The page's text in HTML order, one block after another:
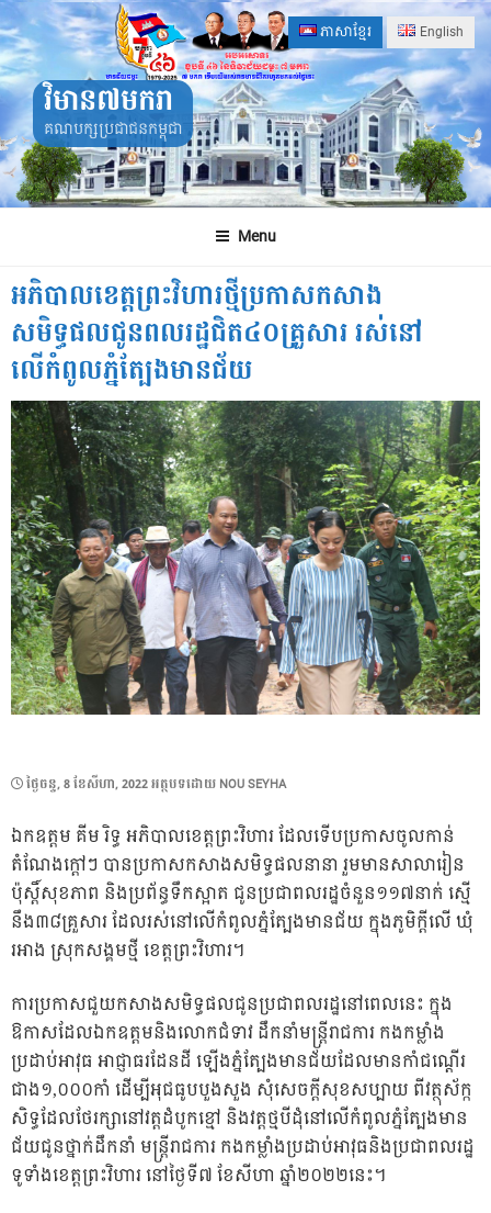
Skip
to
content
ភាសាខ្មែរ English
វិមាន៧មករា
គណបក្សប្រជាជនកម្ពុជា
Menu
អភិបាលខេត្តព្រះវិហារថ្មីប្រកាសកសាង
សមិទ្ធផលជូនពលរដ្ឋជិត៤០គ្រួសារ រស់នៅ
លើកំពូលភ្នំត្បែងមានជ័យ
POSTED
ថ្ងៃ​ចន្ទ, 8 ខែ​សីហា, 2022អត្ថបទដោយ NOU SEYHA
ឯកឧត្តម គីម រិទ្ធ អភិបាលខេត្តព្រះវិហារ ដែលទើបប្រកាសចូលកាន់
តំណែងក្តៅៗ បានប្រកាសកសាងសមិទ្ធផលនានា រួមមានសាលារៀន
ប៉ុស្តិ៍សុខភាព និងប្រព័ន្ធទឹកស្អាត ជូនប្រជាពលរដ្ឋចំនួន១១៧នាក់ ស្មើ
នឹង៣៨គ្រួសារ ដែលរស់នៅលើកំពូលភ្នំត្បែងមានជ័យ ក្នុងភូមិក្តីលើ ឃុំ
រអាង ស្រុកសង្គមថ្មី ខេត្តព្រះវិហារ។
ការប្រកាសជួយកសាងសមិទ្ធផលជូនប្រជាពលរដ្ឋនៅពេលនេះ ក្នុង
ឱកាសដែលឯកឧត្តមនិងលោកជំទាវ ដឹកនាំមន្ត្រីរាជការ កងកម្លាំង
ប្រដាប់អាវុធ អាជ្ញាធរដែនដី ឡើងភ្នំត្បែងមានជ័យដែលមានកាំជណ្តើរ
ជាង១,០០០កាំ ដើម្បីអុជធូបបួងសួង សុំសេចក្តីសុខសប្បាយ ពីវត្ថុស័ក្ក
សិទ្ធដែលថែរក្សានៅវត្តដំបូកខ្មៅ និងវត្តថ្មបីដុំនៅលើកំពូលភ្នំត្បែងមាន
ជ័យជូនថ្នាក់ដឹកនាំ មន្ត្រីរាជការ កងកម្លាំងប្រដាប់អាវុធនិងប្រជាពលរដ្ឋ
ទូទាំងខេត្តព្រះវិហារ នៅថ្ងៃទី៧ ខែសីហា ឆ្នាំ២០២២នេះ។